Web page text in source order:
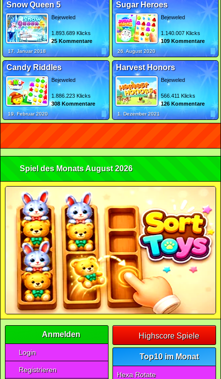
Snow Queen 5
Bejeweled
1.893.689 Klicks
25 Kommentare
17. Januar 2018
Sugar Heroes
Bejeweled
1.140.007 Klicks
109 Kommentare
26. August 2020
Candy Riddles
Bejeweled
1.886.223 Klicks
308 Kommentare
19. Februar 2020
Harvest Honors
Bejeweled
566.411 Klicks
126 Kommentare
1. Dezember 2021
Spiel des Monats August 2026
Anmelden
Login
Registrieren
Highscore Spiele
Top10 im Monat
Hexa Rotate